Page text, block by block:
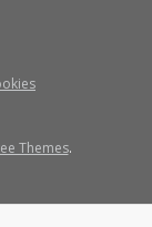
Themes.